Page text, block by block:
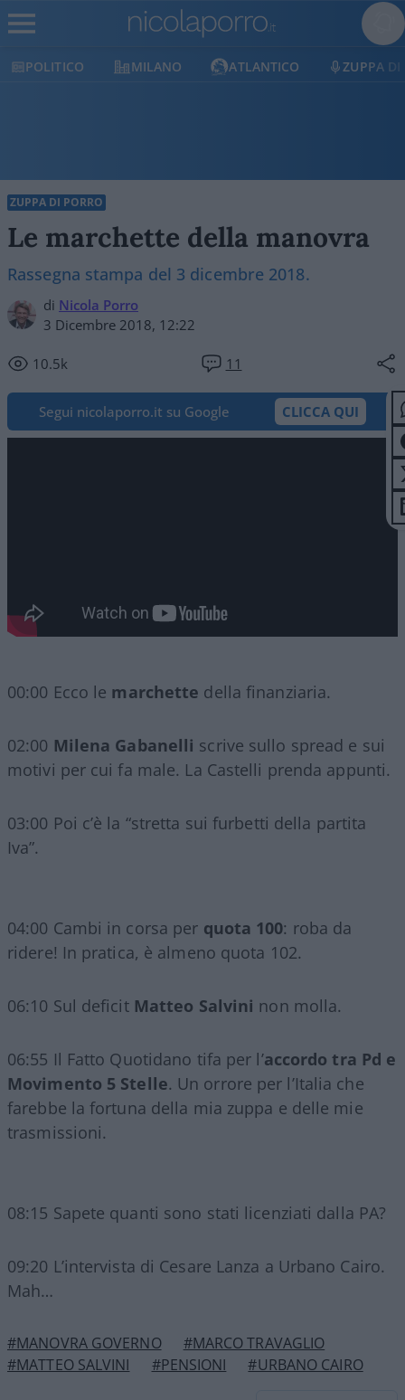
POLITICO MILANO ATLANTICO ZUPPA DI
ZUPPA DI PORRO
Le marchette della manovra
Rassegna stampa del 3 dicembre 2018.
di Nicola Porro
3 Dicembre 2018, 12:22
10.5k 11
Segui nicolaporro.it su Google CLICCA QUI
00:00 Ecco le marchette della finanziaria.
02:00 Milena Gabanelli scrive sullo spread e sui
motivi per cui fa male. La Castelli prenda appunti.
03:00 Poi c’è la “stretta sui furbetti della partita
Iva”.
04:00 Cambi in corsa per quota 100: roba da
ridere! In pratica, è almeno quota 102.
06:10 Sul deficit Matteo Salvini non molla.
06:55 Il Fatto Quotidano tifa per l’accordo tra Pd e
Movimento 5 Stelle. Un orrore per l’Italia che
farebbe la fortuna della mia zuppa e delle mie
trasmissioni.
08:15 Sapete quanti sono stati licenziati dalla PA?
09:20 L’intervista di Cesare Lanza a Urbano Cairo.
Mah…
#MANOVRA GOVERNO
#MARCO TRAVAGLIO
#MATTEO SALVINI
#PENSIONI #URBANO CAIRO